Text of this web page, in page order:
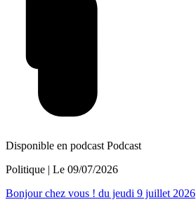
Disponible en podcast Podcast
Politique | Le 09/07/2026
Bonjour chez vous ! du jeudi 9 juillet 2026